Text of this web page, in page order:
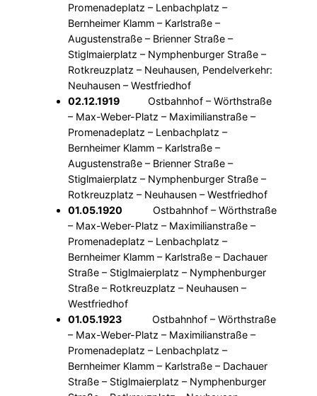
Promenadeplatz – Lenbachplatz –
Bernheimer Klamm – Karlstraße –
Augustenstraße – Brienner Straße –
Stiglmaierplatz – Nymphenburger Straße –
Rotkreuzplatz – Neuhausen, Pendelverkehr:
Neuhausen – Westfriedhof
02.12.1919 Ostbahnhof – Wörthstraße
– Max-Weber-Platz – Maximilianstraße –
Promenadeplatz – Lenbachplatz –
Bernheimer Klamm – Karlstraße –
Augustenstraße – Brienner Straße –
Stiglmaierplatz – Nymphenburger Straße –
Rotkreuzplatz – Neuhausen – Westfriedhof
01.05.1920
Ostbahnhof – Wörthstraße
– Max-Weber-Platz – Maximilianstraße –
Promenadeplatz – Lenbachplatz –
Bernheimer Klamm – Karlstraße – Dachauer
Straße – Stiglmaierplatz – Nymphenburger
Straße – Rotkreuzplatz – Neuhausen –
Westfriedhof
01.05.1923
Ostbahnhof – Wörthstraße
– Max-Weber-Platz – Maximilianstraße –
Promenadeplatz – Lenbachplatz –
Bernheimer Klamm – Karlstraße – Dachauer
Straße – Stiglmaierplatz – Nymphenburger